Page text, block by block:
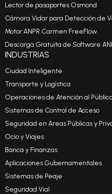
Lector de pasaportes Osmond
Cámara Vidar para Detección de
Motor ANPR Carmen FreeFlow
Descarga Gratuita de Software
INDUSTRIAS
Ciudad Inteligente
Transporte y Logística
Operaciones de Atención al
Sistemas de Control de Acceso
Seguridad en Areas Públicas y
Ocio y Viajes
Banca y Finanzas
Aplicaciones Gubernamentales
Sistemas de Peaje
Seguridad Vial